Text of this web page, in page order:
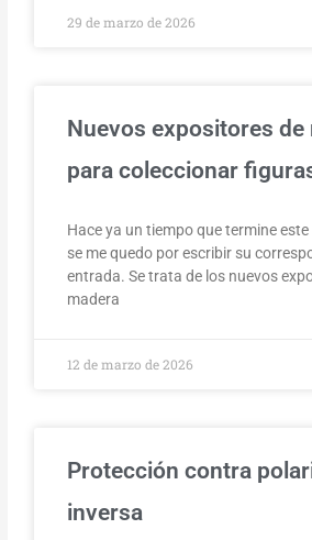
29 de marzo de 2026
Nuevos expositores de
para coleccionar
Hace ya un tiempo que termine
se me quedo por escribir su
entrada. Se trata de los nuevos
madera
12 de marzo de 2026
Protección contra
inversa